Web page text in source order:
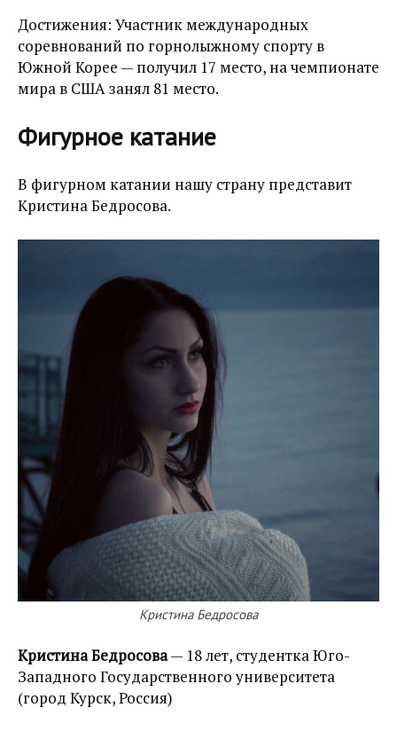
Достижения: Участник международных
соревнований по горнолыжному спорту в
Южной Корее — получил 17 место, на чемпионате
мира в США занял 81 место.
Фигурное катание
В фигурном катании нашу страну представит
Кристина Бедросова.
Кристина Бедросова
Кристина Бедросова— 18 лет, студентка Юго-
Западного Государственного университета
(город Курск, Россия)